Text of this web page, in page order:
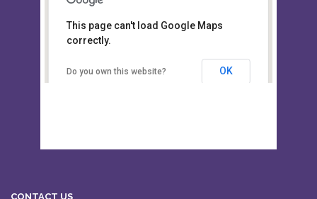
Board of Intermediate &
Secondary Education, Alampur,
This page can't load Google Maps
correctly.
Do you own this website? OK
CONTACT US